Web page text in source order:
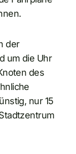
der
um die Uhr
des
nur 15